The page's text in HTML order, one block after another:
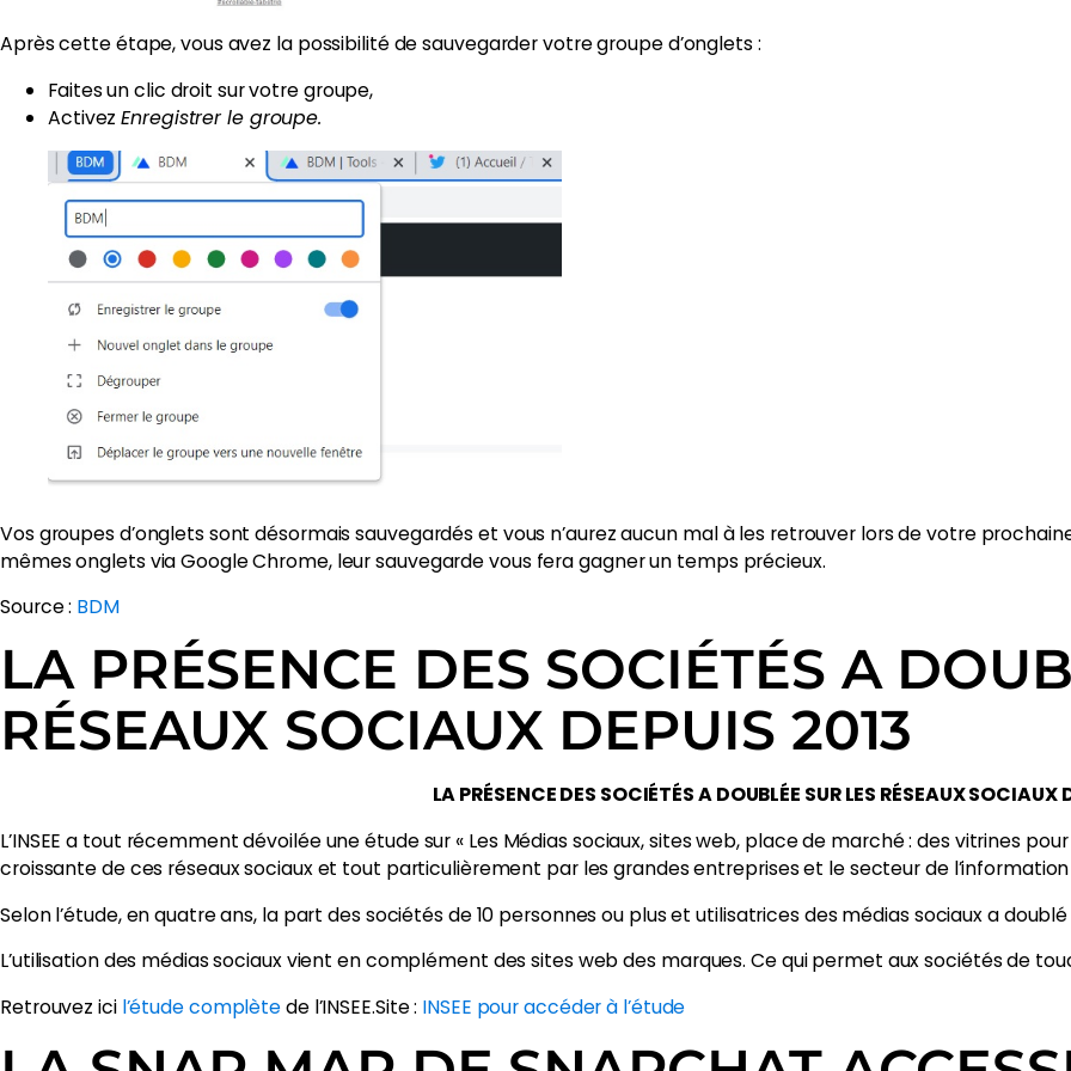
Après cette étape, vous avez la possibilité de sauvegarder votre groupe d’onglets :
Faites un clic droit sur votre groupe,
ActivezEnregistrer le groupe.
Vos groupes d’onglets sont désormais sauvegardés et vous n’aurez aucun mal à les retrouver lors de votre
mêmes onglets via Google Chrome, leur sauvegarde vous fera gagner un temps précieux.
Source : BDM
LA PRÉSENCE DES SOCIÉTÉS A
RÉSEAUX SOCIAUX DEPUIS 2013
LA PRÉSENCE DES SOCIÉTÉS A DOUBLÉE SUR LES RÉSEAUX SOCIAUX
L’INSEE a tout récemment dévoilée une étude sur « Les Médias sociaux, sites web, place de marché : des vitrines
croissante de ces réseaux sociaux et tout particulièrement par les grandes entreprises et le secteur de
Selon l’étude, en quatre ans, la part des sociétés de 10 personnes ou plus et utilisatrices des médias sociaux a doublé
L’utilisation des médias sociaux vient en complément des sites web des marques. Ce qui permet aux sociétés de
Retrouvez ici l’étude complètede l’INSEE.Site : INSEE pour accéder à l’étude